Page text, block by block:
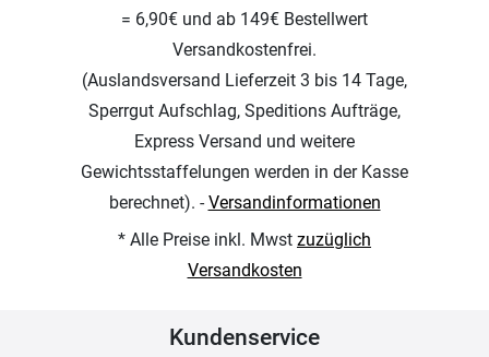
= 6,90€ und ab 149€ Bestellwert
Versandkostenfrei.
(Auslandsversand Lieferzeit 3 bis 14 Tage,
Sperrgut Aufschlag, Speditions Aufträge,
Express Versand und weitere
Gewichtsstaffelungen werden in der Kasse
berechnet). -Versandinformationen
* Alle Preise inkl. Mwst zuzüglich
Versandkosten
Kundenservice